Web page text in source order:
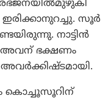
ഇരിക്കാനുറച്ചു. സൂര്‍
നാട്ടിന്‍
അവന് ഭക്ഷണം
കൊച്ചൂസൂറിന്